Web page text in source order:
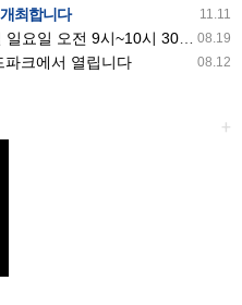
11.11
최합니다
08.19
시 30분까지 버우드파크에서 있습니다
08.12
크에서 열립니다
+